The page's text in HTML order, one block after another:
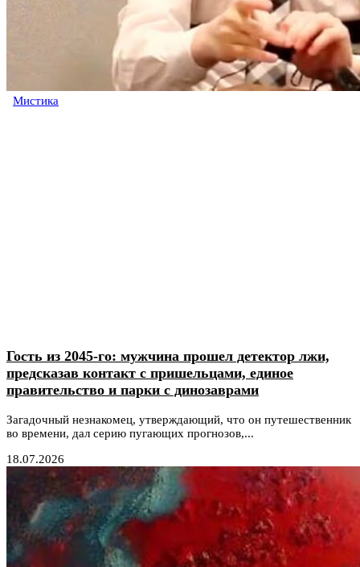
Мистика
Гость из 2045-го: мужчина прошел детектор лжи,
предсказав контакт с пришельцами, единое
правительство и парки с динозаврами
Загадочный незнакомец, утверждающий, что он путешественник
во времени, дал серию пугающих прогнозов,...
18.07.2026